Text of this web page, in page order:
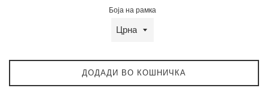
Боја на рамка
ДОДАДИ ВО КОШНИЧКА